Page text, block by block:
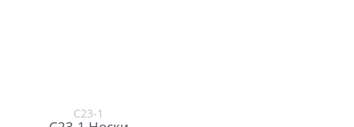
С23-1